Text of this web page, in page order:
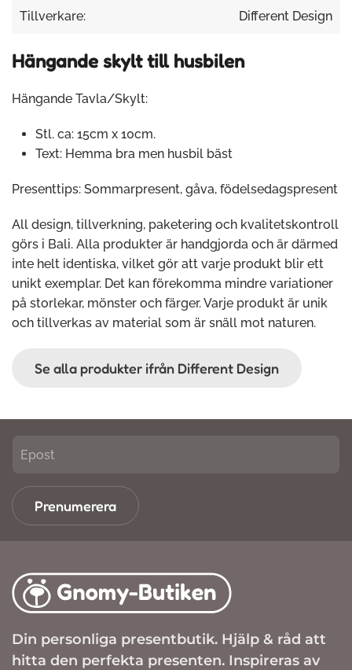
Tillverkare: Different Design
Hängande skylt till husbilen
Hängande Tavla/Skylt:
Stl. ca: 15cm x 10cm.
Text: Hemma bra men husbil bäst
Presenttips: Sommarpresent, gåva, födelsedagspresent
All design, tillverkning, paketering och kvalitetskontroll
görs i Bali. Alla produkter är handgjorda och är därmed
inte helt identiska, vilket gör att varje produkt blir ett
unikt exemplar. Det kan förekomma mindre variationer
på storlekar, mönster och färger. Varje produkt är unik
och tillverkas av material som är snäll mot naturen.
Se alla produkter ifrån Different Design
Prenumerera
Din personliga presentbutik. Hjälp & råd att
hitta den perfekta presenten. Inspireras av